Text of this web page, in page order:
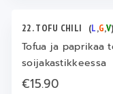
22. TOFU CHILI (L,G,V)
Tofua ja paprikaa
soijakastikkeessa
€15.90